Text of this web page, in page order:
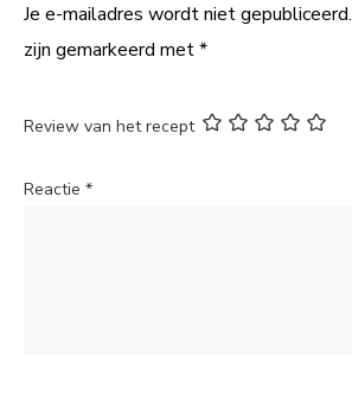
Je e-mailadres wordt niet gepubliceerd.
zijn gemarkeerd met*
Review van het recept
Reactie *